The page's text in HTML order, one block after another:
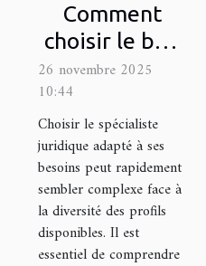
Comment
choisir le bon
spécialiste
juridique pour
vos besoins ?
26 novembre 2025
10:44
Choisir le spécialiste
juridique adapté à ses
besoins peut rapidement
sembler complexe face à
la diversité des profils
disponibles. Il est
essentiel de comprendre